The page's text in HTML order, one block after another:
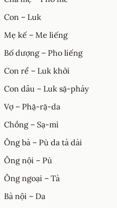
Con – Luk
Mẹ kế – Me liếng
Bố dượng – Pho liếng
Con rể – Luk khởi
Con dâu – Luk sặ-pháy
Vợ – Phặ-rặ-da
Chồng – Sạ-mì
Ông bà – Pù da tà dài
Ông nội – Pù
Ông ngoại – Tà
Bà nội – Da